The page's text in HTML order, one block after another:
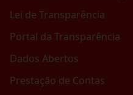
Lei de Transparência
Portal da Transparência
Dados Abertos
Prestação de Contas